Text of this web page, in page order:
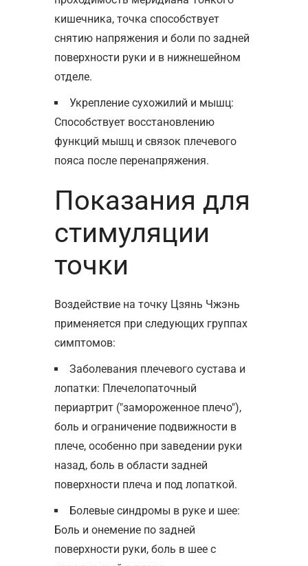
кишечника, точка способствует
снятию напряжения и боли по задней
поверхности руки и в нижнешейном
отделе.
Укрепление сухожилий и мышц:
Способствует восстановлению
функций мышц и связок плечевого
пояса после перенапряжения.
Показания для
стимуляции
точки
Воздействие на точку Цзянь Чжэнь
применяется при следующих группах
симптомов:
Заболевания плечевого сустава и
лопатки: Плечелопаточный
периартрит ("замороженное плечо"),
боль и ограничение подвижности в
плече, особенно при заведении руки
назад, боль в области задней
поверхности плеча и под лопаткой.
Болевые синдромы в руке и шее:
Боль и онемение по задней
поверхности руки, боль в шее с